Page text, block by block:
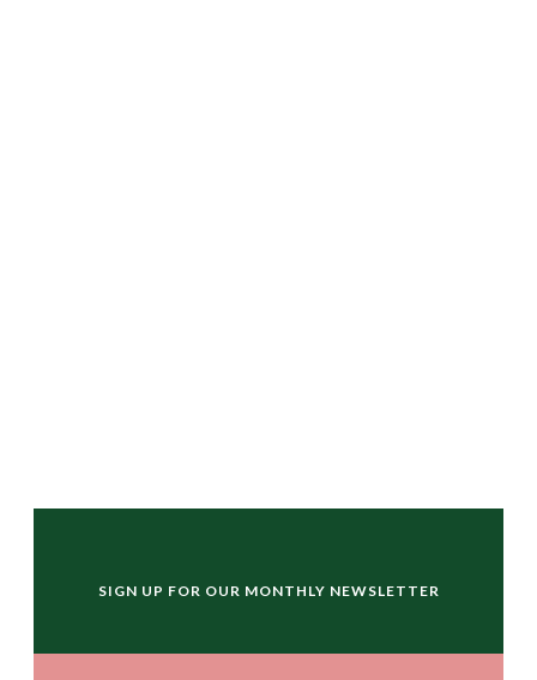
SIGN UP FOR OUR MONTHLY NEWSLETTER